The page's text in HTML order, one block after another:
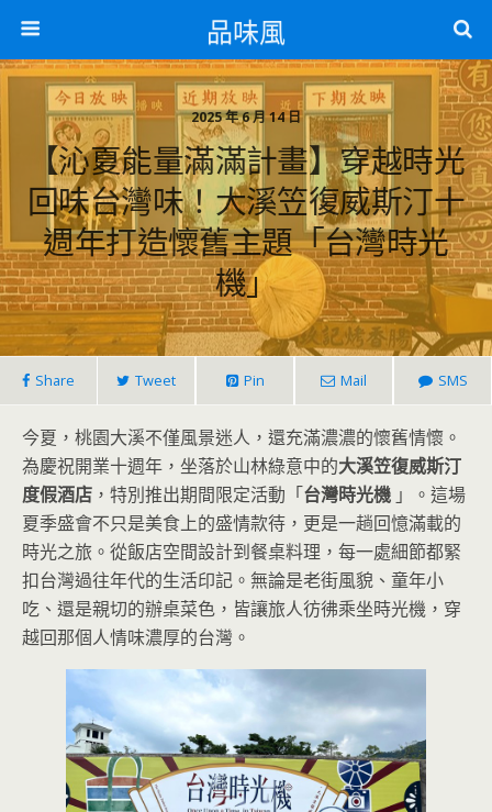
品味風
2025 年 6 月 14 日
【沁夏能量滿滿計畫】穿越時光
回味台灣味！大溪笠復威斯汀十
週年打造懷舊主題「台灣時光
機」
Share Tweet Pin Mail SMS
今夏，桃園大溪不僅風景迷人，還充滿濃濃的懷舊情懷。
為慶祝開業十週年，坐落於山林綠意中的大溪笠復威斯汀
度假酒店 ，特別推出期間限定活動「台灣時光機 」。這場
夏季盛會不只是美食上的盛情款待，更是一趟回憶滿載的
時光之旅。從飯店空間設計到餐桌料理，每一處細節都緊
扣台灣過往年代的生活印記。無論是老街風貌、童年小
吃、還是親切的辦桌菜色，皆讓旅人彷彿乘坐時光機，穿
越回那個人情味濃厚的台灣。